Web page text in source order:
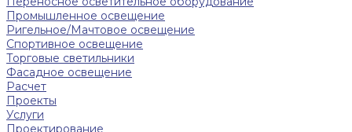
Промышленное освещение
Ригельное/Мачтовое освещение
Спортивное освещение
Торговые светильники
Фасадное освещение
Расчет
Проекты
Услуги
Проектирование